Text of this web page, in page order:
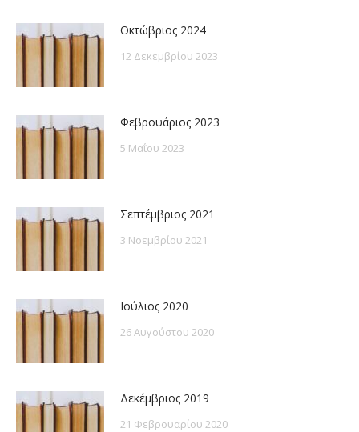
Οκτώβριος 2024
12 Δεκεμβρίου 2023
Φεβρουάριος 2023
5 Μαΐου 2023
Σεπτέμβριος 2021
3 Νοεμβρίου 2021
Ιούλιος 2020
26 Αυγούστου 2020
Δεκέμβριος 2019
21 Φεβρουαρίου 2020